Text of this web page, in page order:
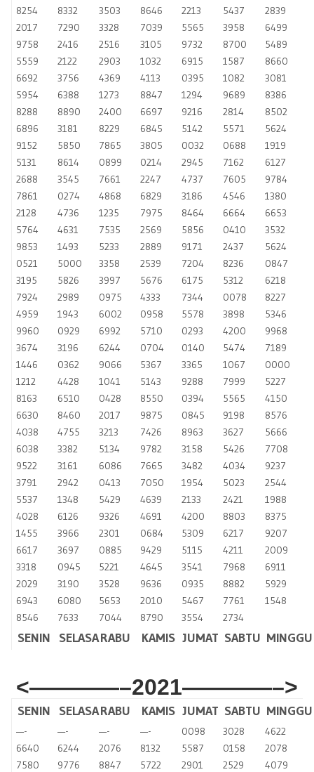
8254
8332 3503 8646 2213 5437
2839
2017
7290 3328 7039 5565 3958
6499
9758
2416 2516 3105 9732 8700
5489
5559
2122 2903 1032 6915 1587
8660
6692
3756 4369 4113 0395 1082
3081
5954
6388 1273 8847 1294 9689
8386
8288
8890 2400 6697 9216 2814
8502
6896
3181 8229 6845 5142 5571
5624
9152
5850 7865 3805 0032 0688
1919
5131
8614 0899 0214 2945 7162
6127
2688
3545 7661 2247 4737 7605
9784
7861
0274 4868 6829 3186 4546
1380
2128
4736 1235 7975 8464 6664
6653
5764
4631 7535 2569 5856 0410
3532
9853
1493 5233 2889 9171 2437
5624
0521
5000 3358 2539 7204 8236
0847
3195
5826 3997 5676 6175 5312
6218
7924
2989 0975 4333 7344 0078
8227
4959
1943 6002 0958 5578 3898
5346
9960
0929 6992 5710 0293 4200
9968
3674
3196 6244 0704 0140 5474
7189
1446
0362 9066 5367 3365 1067
0000
1212
4428 1041 5143 9288 7999
5227
8163
6510 0428 8550 0394 5565
4150
6630
8460 2017 9875 0845 9198
8576
4038
4755 3213 7426 8963 3627
5666
6038
3382 5134 9782 3158 5426
7708
9522
3161 6086 7665 3482 4034
9237
3791
2942 0413 7050 1954 5023
2544
5537
1348 5429 4639 2133 2421
1988
4028
6126 9326 4691 4200 8803
8375
1455
3966 2301 0684 5309 6217
9207
6617
3697 0885 9429 5115 4211
2009
3318
0945 5221 4645 3541 7968
6911
2029
3190 3528 9636 0935 8882
5929
6943
6080 5653 2010 5467 7761
1548
8546
7633 7044 8790 3554 2734
SENIN SELASARABU KAMIS JUMAT SABTU MINGGU
<————–2021————–>
SENIN SELASARABU KAMIS JUMAT SABTU MINGGU
—- —- —- —- 0098 3028
4622
6640
6244 2076 8132 5587 0158
2078
7580
9776 8847 5722 2901 2529
4079